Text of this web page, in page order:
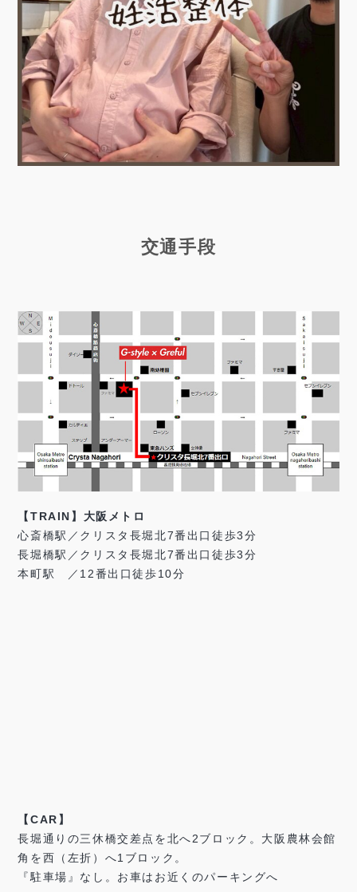
交通手段
【TRAIN】大阪メトロ
心斎橋駅／クリスタ長堀北7番出口徒歩3分
長堀橋駅／クリスタ長堀北7番出口徒歩3分
本町駅 ／12番出口徒歩10分
【CAR】
長堀通りの三休橋交差点を北へ2ブロック。大阪農林会館
角を西（左折）へ1ブロック。
『駐車場』なし。お車はお近くのパーキングへ